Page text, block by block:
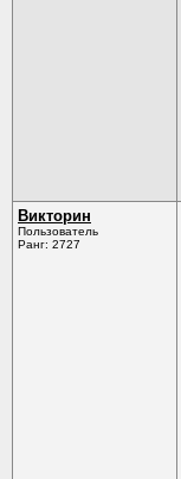
Викторин
Пользователь
Ранг: 2727